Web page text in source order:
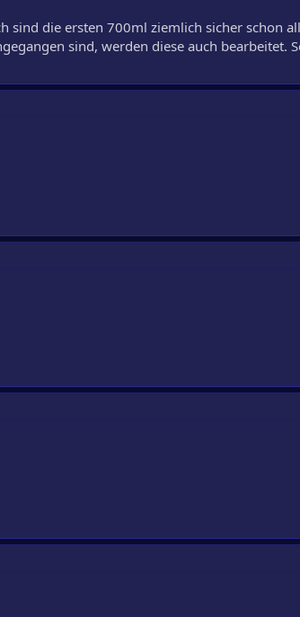
sind die ersten 700ml ziemlich sicher schon
sind, werden diese auch bearbeitet.